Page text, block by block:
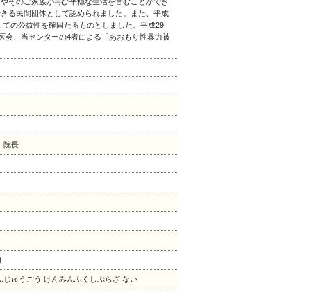
る民間団体として認められました。また、平成
の公益性を確固たるものとしました。平成29
会、当センターの4者による「あおもり性暴力被
院長
ゅうごう けんみんふくしぷらざ ない